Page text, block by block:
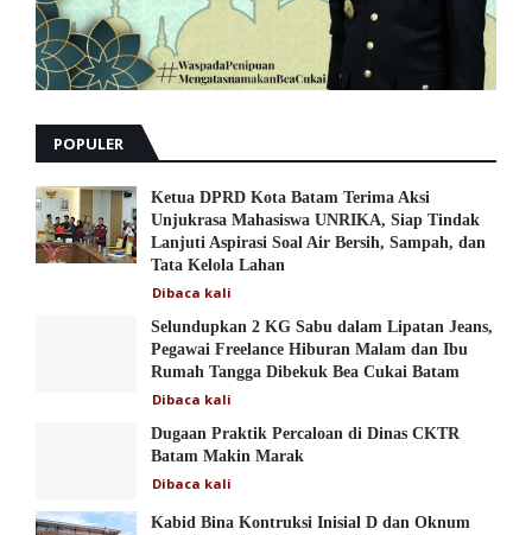
POPULER
Ketua DPRD Kota Batam Terima Aksi
Unjukrasa Mahasiswa UNRIKA, Siap Tindak
Lanjuti Aspirasi Soal Air Bersih, Sampah, dan
Tata Kelola Lahan
Dibaca kali
Selundupkan 2 KG Sabu dalam Lipatan Jeans,
Pegawai Freelance Hiburan Malam dan Ibu
Rumah Tangga Dibekuk Bea Cukai Batam
Dibaca kali
Dugaan Praktik Percaloan di Dinas CKTR
Batam Makin Marak
Dibaca kali
Kabid Bina Kontruksi Inisial D dan Oknum